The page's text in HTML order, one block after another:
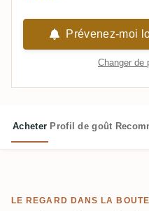
Prévenez-moi
Changer de
Acheter Profil de goût
LE REGARD DANS LA